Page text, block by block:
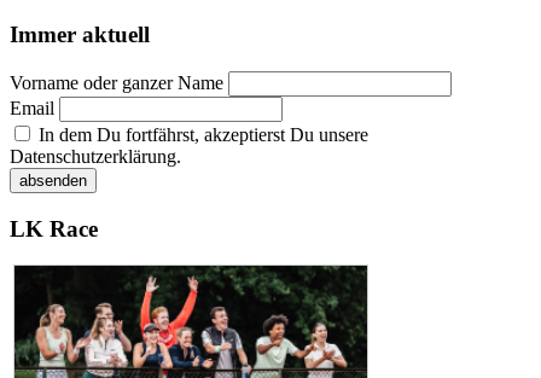
Immer aktuell
Vorname oder ganzer Name
Email
In dem Du fortfährst, akzeptierst Du unsere
Datenschutzerklärung.
LK Race